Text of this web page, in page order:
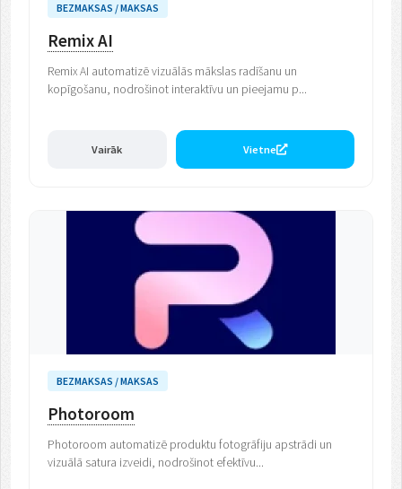
BEZMAKSAS / MAKSAS
Remix AI
Remix AI automatizē vizuālās mākslas radīšanu un
kopīgošanu, nodrošinot interaktīvu un pieejamu p...
Vairāk Vietne
BEZMAKSAS / MAKSAS
Photoroom
Photoroom automatizē produktu fotogrāfiju apstrādi un
vizuālā satura izveidi, nodrošinot efektīvu...